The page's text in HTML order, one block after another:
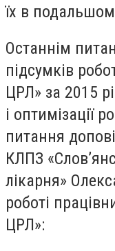
їх в
Останнім
підсумків
ЦРЛ» за 2015
і оптимізації
питання
КЛПЗ
лікарня»
роботі
ЦРЛ»: